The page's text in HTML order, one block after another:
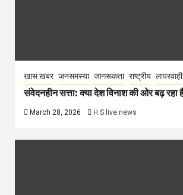
खास खबर जनसमस्या जागरूकता राष्ट्रीय लापरवाही
संवेदनहीन सत्ता: क्या देश विनाश की ओर बढ़ रहा
March 28, 2026 H S live news